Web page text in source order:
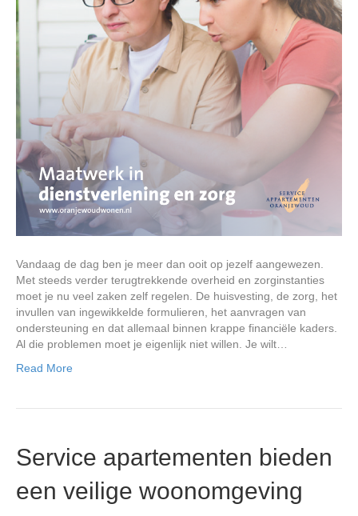
Vandaag de dag ben je meer dan ooit op jezelf aangewezen.
Met steeds verder terugtrekkende overheid en zorginstanties
moet je nu veel zaken zelf regelen. De huisvesting, de zorg, het
invullen van ingewikkelde formulieren, het aanvragen van
ondersteuning en dat allemaal binnen krappe financiële kaders.
Al die problemen moet je eigenlijk niet willen. Je wilt…
Read More
Service apartementen bieden
een veilige woonomgeving